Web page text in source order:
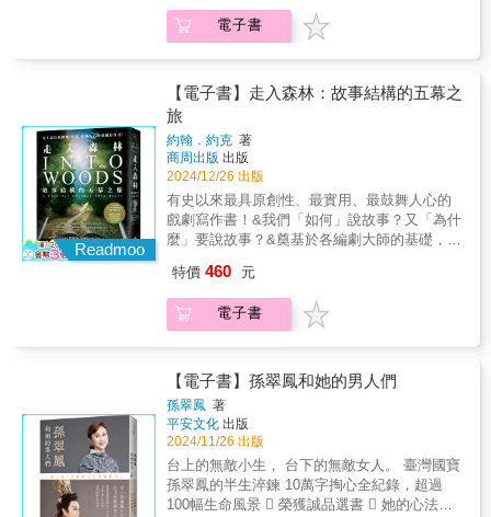
勵我們每個人，用自己的方式為世界增添一分
溫暖與希望。&mdash;&mdash;白金樹（白金
花園酒店董事長)&書中的故事，都是一篇篇關
於勇氣、堅韌和愛的見證，讓我們相信，無論
面對何種困難，只要心中有愛，就能照亮前行
的道路。&mdash;&mdash;李天任（華梵大學
校長)&&hellip;&hellip;經營公益劇團更是難上加
難，何歡劇團能夠堅持理想，走過劇團經營的
躓踣與困乏，秉持表演藝術團體「傳愛行善」
的初心，幫助更多人面對老病或重症時，仍可
微笑勇敢向前行，不留遺憾，「圓滿生命」，
殊為可敬又可賀。&mdash;&mdash;李揚（國
段感人至深的生命故事，更是一份對愛與希望
的無數見證。&mdash;&mdash;林信一（星醫
美學集團創辦人暨執行長)&在書中第四章中有
這些愛的小事能點亮你們生命的光。
&mdash;&mdash;林志穎（演藝人員)&《用表
演點亮生命的光》是對「用愛化解生命挑戰」
這一主題的深刻詮釋。&hellip;&hellip;不僅是一
部劇團的成長紀錄，更是一部能激勵人心、傳
遞正能量的生命之書。&mdash;&mdash;陳少
木（團長好友、何歡劇團贊助人)&衷心感謝何
華岡藝術學校校長 丁永慶白金花園酒店董事
長& 白金樹華梵大學校長& 李天任國立臺灣戲
曲學院校長& 李揚國家教育研究院院長& 林從
人員& 林志穎團長好友、何歡劇團贊助人& 陳
少木臺北榮民總醫院院長& 陳威明罕見疾病基
金會執行長 陳冠如粽邪系列《96分鐘》電影監
製& 鄒介中&何歡或許不幸在小小年紀得到了罕
見疾病，但又何其幸運有這樣一個不僅愛她，
還能推己及人發揮大愛的爸爸！如今能透過文
字將這段過往歷史記錄下來也是美事一樁，特
獻上一文給予祝福！&mdash;&mdash;丁永慶
處何種人生階段，你都能在這本書中找到啟發
勵我們每個人，用自己的方式為世界增添一分
溫暖與希望。&mdash;&mdash;白金樹（白金
花園酒店董事長)&書中的故事，都是一篇篇關
於勇氣、堅韌和愛的見證，讓我們相信，無論
面對何種困難，只要心中有愛，就能照亮前行
的道路。&mdash;&mdash;李天任（華梵大學
校長)&&hellip;&hellip;經營公益劇團更是難上加
難，何歡劇團能夠堅持理想，走過劇團經營的
躓踣與困乏，秉持表演藝術團體「傳愛行善」
的初心，幫助更多人面對老病或重症時，仍可
微笑勇敢向前行，不留遺憾，「圓滿生命」，
死忠粉絲，被譽為「作家主義導演」。他所製
作的韓劇甚至被稱作「表珉秀電視劇」，擁有
品牌口碑。本書以作者實際製作的作品為例，
完整公開從企劃、劇本、表演、美術設計、攝
影、音樂、剪輯等關於戲劇製作各方面的訣竅
和電視劇哲學，具有重要價值，是有志於影像
創作、戲劇創作的您不可錯過的一本書。韓劇
迷也會拍手叫好！★★★本書為《編、導、
演！眾人追看的韓劇，就是這樣誕生的！》改
版★★★
★台灣第一本由韓國人氣電視劇導演所寫、專
談「韓劇製作」的最完整指南書。★作者以過
去製作過的電視劇（如《謊言》、《傻瓜般的
等），以及知名演員（如宋慧喬、玄彬、李秉
憲、尹汝貞等）為例，讓讀者輕鬆了解內容。
★以淺顯易懂的方式，解釋一些較難的專業術
語。★作者表珉秀導演以他和盧熙京編劇的相
遇、合作經驗，來說明編劇、導演在早期企劃
階段的關鍵角色，以及兩人相知相惜、長達20
年的友情分享。&精彩內容包括：企劃& 是以主
題，還是故事為重？劇本& 主觀vs.客觀、事件
台詞，最重要是眼睛剪輯& 創作的最後階段&身
死忠粉絲，被譽為「作家主義導演」。他所製
作的韓劇甚至被稱作「表珉秀電視劇」，擁有
品牌口碑。本書以作者實際製作的作品為例，
完整公開從企劃、劇本、表演、美術設計、攝
影、音樂、剪輯等關於戲劇製作各方面的訣竅
和電視劇哲學，具有重要價值，是有志於影像
創作、戲劇創作的您不可錯過的一本書。韓劇
迷也會拍手叫好！★★★本書為《編、導、
演！眾人追看的韓劇，就是這樣誕生的！》改
版★★★
劇、寫作暢銷書排行榜，&指標性書評網
Goodreads逾4,000位讀者熱烈回響！&&&這不
影、電視、戲劇或是小說創作。&&&約翰．約
克於書中借鑒了許多編劇大師們從古至今流傳
的絕妙理論，&但他想探討的，並不是如何刻意
使用所謂的寫作規範，&而是思索並檢視敘事型
態，探查它為什麼存在、以何種形式存在。
&&&從古至今，故事是如何自然演變成三幕或
五幕的形式？&為什麼一個九歲的小孩，也能隨
口說出一個結構完整的故事？&為什麼人們總是
持續地寫出架構相同的故事？&&本書將回答這
些疑問－－故事都有一個型態，&這個型態主導
時期，&甚至是文字記錄的起源。&&&人類和故
事脫離不了關係，它幾乎就像呼吸一樣重要。&
從聚集在營火旁聽神話故事，到後電視時代大
們理應試著去瞭解它。&而這趟故事探索之旅的
終點，不但能讓我們理解故事形成的基本結
構，&更重要的是，我們將知道這個型態為什麼
存在，&以及為什麼無需學習，人們便可以完全
複製它。&&&故事是那麼地簡單，卻又如此複
雜。&&&導讀 耿一偉 專文推薦 陳世杰&專業
推薦（按姓氏筆畫順序排列）&編劇 王詞仰&作
電子書
Readmoo
【電子書】走入森林：故事結構的五幕之
旅
約翰．約克 著
商周出版 出版
2024/12/26 出版
有史以來最具原創性、最實用、最鼓舞人心的
戲劇寫作書！&我們「如何」說故事？又「為什
麼」要說故事？&奠基於各編劇大師的基礎，深
劇、作家創作必讀之作，&長據美國Amazon編
劇、寫作暢銷書排行榜，&指標性書評網
Goodreads逾4,000位讀者熱烈回響！&&&這不
影、電視、戲劇或是小說創作。&&&約翰．約
克於書中借鑒了許多編劇大師們從古至今流傳
的絕妙理論，&但他想探討的，並不是如何刻意
使用所謂的寫作規範，&而是思索並檢視敘事型
態，探查它為什麼存在、以何種形式存在。
&&&從古至今，故事是如何自然演變成三幕或
五幕的形式？&為什麼一個九歲的小孩，也能隨
特價 460 元
電子書
【電子書】孫翠鳳和她的男人們
孫翠鳳 著
平安文化 出版
2024/11/26 出版
台上的無敵小生， 台下的無敵女人。 臺灣國寶
孫翠鳳的半生淬鍊 10萬字掏心全紀錄，超過
100幅生命風景  榮獲誠品選書  她的心法只